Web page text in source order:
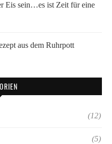
Eis sein…es ist Zeit für eine
aus dem Ruhrpott
(12)
(5)